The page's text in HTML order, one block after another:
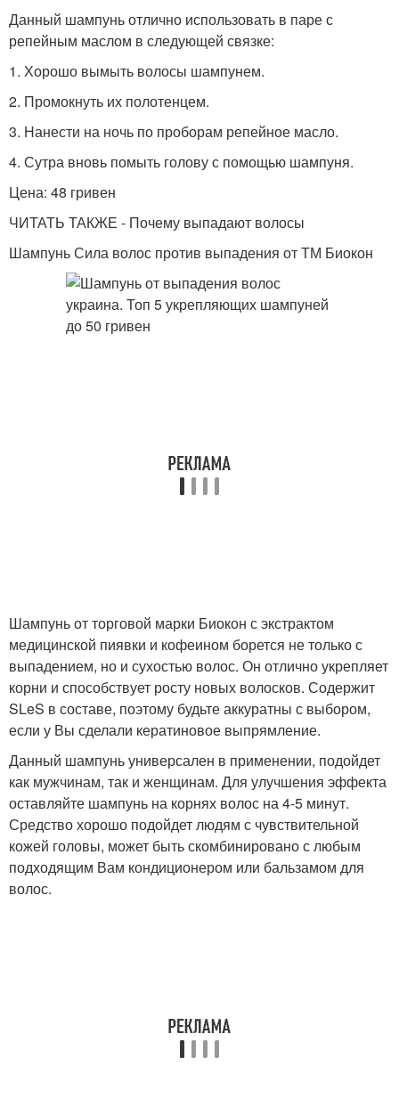
Данный шампунь отлично использовать в паре с
репейным маслом в следующей связке:
1. Хорошо вымыть волосы шампунем.
2. Промокнуть их полотенцем.
3. Нанести на ночь по проборам репейное масло.
4. Сутра вновь помыть голову с помощью шампуня.
Цена: 48 гривен
ЧИТАТЬ ТАКЖЕ - Почему выпадают волосы
Шампунь Сила волос против выпадения от ТМ Биокон
Шампунь от торговой марки Биокон с экстрактом
медицинской пиявки и кофеином борется не только с
выпадением, но и сухостью волос. Он отлично укрепляет
корни и способствует росту новых волосков. Содержит
SLeS в составе, поэтому будьте аккуратны с выбором,
если у Вы сделали кератиновое выпрямление.
Данный шампунь универсален в применении, подойдет
как мужчинам, так и женщинам. Для улучшения эффекта
оставляйте шампунь на корнях волос на 4-5 минут.
Средство хорошо подойдет людям с чувствительной
кожей головы, может быть скомбинировано с любым
подходящим Вам кондиционером или бальзамом для
волос.